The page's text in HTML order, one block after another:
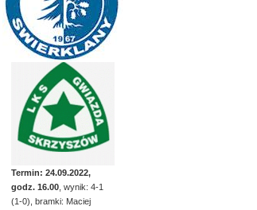
Termin: 24.09.2022,
godz. 16.00, wynik: 4-1
(1-0), bramki: Maciej